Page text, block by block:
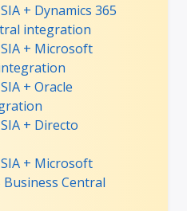
+ Dynamics 365
integration
+ Microsoft
+ Oracle
+ Directo
+ Microsoft
Business Central